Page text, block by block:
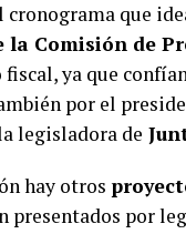
que
la Comisión de
ya que
por el
legisladora de
hay otros
presentados por